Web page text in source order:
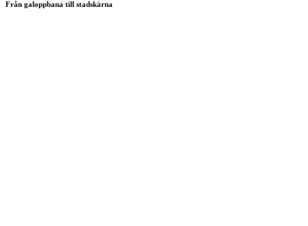
Från galoppbana till stadskärna